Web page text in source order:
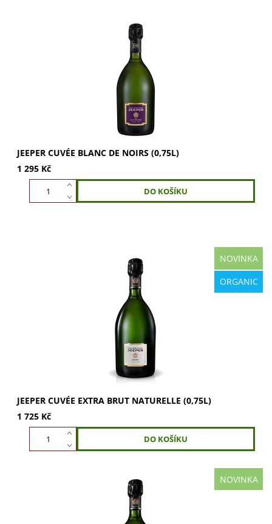
Objevte JEEPER Cuvée Blanc de Noirs. Směs 65 % Pinot
Noir a 35 % Pinot Meunier s vůní ovoce, medu a briošek.
Plná, kulatá a vyvážená chuť s tóny...
JEEPER CUVÉE BLANC DE NOIRS (0,75L)
1 295 Kč
NOVINKA
ORGANIC
JEEPER Cuvée Extra Brut Naturelle (0,75l) je elegantní
šampaňské z odrůd Chardonnay a Pinot Noir. Vychutnejte
jemné tóny bílého ovoce, citrusů a...
JEEPER CUVÉE EXTRA BRUT NATURELLE (0,75L)
1 725 Kč
NOVINKA
JEEPER Cuvée Grand Assemblage (0,75l) - osvěžující
šampaňské s vůní manga, hrušek a máslových sušenek.
Jemná, vyvážená chuť s minerálními tóny a...